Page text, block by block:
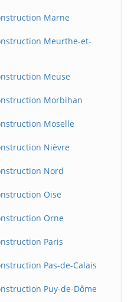
Marne
Meurthe-et-
Meuse
Morbihan
Moselle
Nièvre
Nord
Oise
Orne
Paris
Pas-de-Calais
Puy-de-Dôme